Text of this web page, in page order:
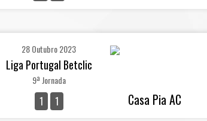
28 Outubro 2023
Liga Portugal Betclic
9ª Jornada
1 1 Casa Pia AC